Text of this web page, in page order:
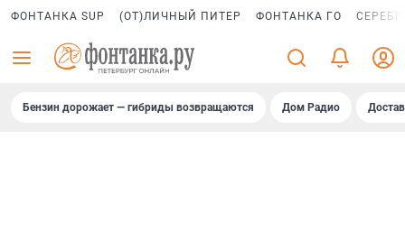
ФОНТАНКА SUP (ОТ)ЛИЧНЫЙ ПИТЕР ФОНТАНКА ГО
Бензин дорожает — гибриды возвращаются Дом Радио